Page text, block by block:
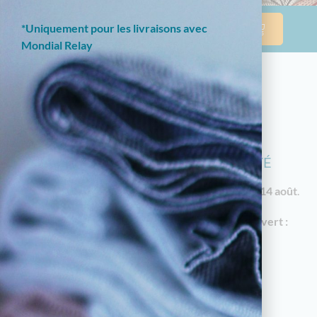
NOTRE BOUTIQUE EN LIGNE EST
ACTUELLEMENT EN CONGÉS D'ÉTÉ
Les commandes reprendront à partir duvendredi 14 août
En attendant, notre magasin à Limoges reste ouvert :
18 av. Garibaldi, 87000 Limoges
Horaires d'été : du mardi au samedi de 10h à
05.55.79.22.49
*Uniquement pour les livraisons avec
Mondial Relay